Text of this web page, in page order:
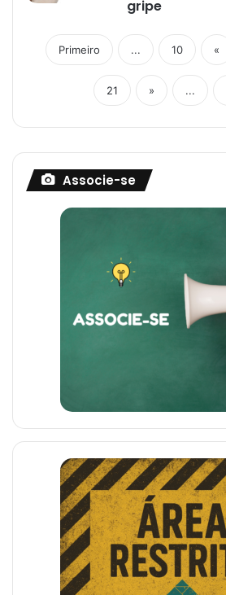
gripe
Primeiro ... 10 «
21 » ...
Associe-se